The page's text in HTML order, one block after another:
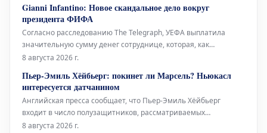
спортивные права на голкипера Даниила Тарасова. 32-летний
Бландизи выступал за
Gianni Infantino: Новое скандальное дело вокруг
президента ФИФА
Согласно расследованию The Telegraph, УЕФА выплатила
значительную сумму денег сотруднице, которая, как
предполагается, имела отношения с Джанни Инфантино,
генерального секретаря европейской организации. Это новое
дело, которо
8 августа 2026 г.
Пьер-Эмиль Хёйбьерг: покинет ли Марсель? Ньюкасл
интересуется датчанином
Английская пресса сообщает, что Пьер-Эмиль Хёйбьерг
входит в число полузащитников, рассматриваемых
«Ньюкаслом» для замены Бруно Гимарайнса и Сандро Тонали.
8 августа 2026 г.